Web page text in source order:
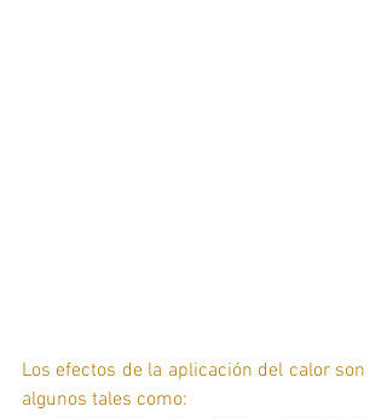
Los efectos de la aplicación del calor son
algunos tales como: